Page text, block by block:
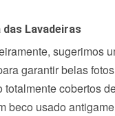
das Lavadeiras
sugerimos
garantir belas
totalmente cobertos
beco usado